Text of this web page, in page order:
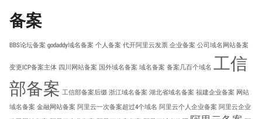
备案
BBS论坛备案 godaddy域名备案 个人备案 代开阿里云发票 企业备案 公司域名网站备案
变更ICP备案主体 四川网站备案 国外域名备案 域名备案 备案几百个域名 工信
部备案 工信部备案后缀 浙江域名备案 湖北省域名备案 福建企业备案 网站
域名备案 金融网站备案 阿里云一次备案超过4个域名 阿里云个人企业备案 阿里云企业